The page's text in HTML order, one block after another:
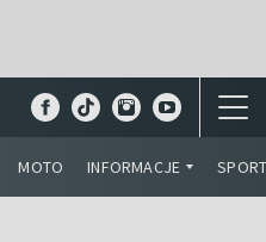
MOTO INFORMACJE